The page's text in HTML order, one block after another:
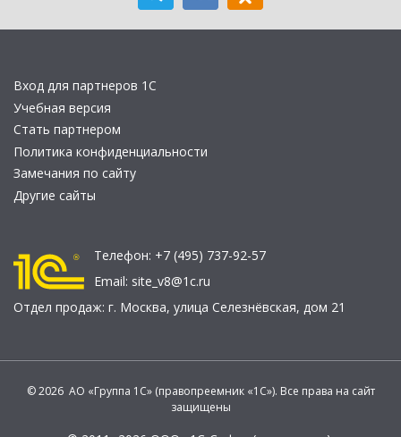
Вход для партнеров 1С
Учебная версия
Стать партнером
Политика конфиденциальности
Замечания по сайту
Другие сайты
Телефон: +7 (495) 737-92-57
Email: site_v8@1c.ru
Отдел продаж: г. Москва, улица Селезнёвская, дом 21
© 2026 АО «Группа 1С» (правопреемник «1С»). Все права на сайт
защищены